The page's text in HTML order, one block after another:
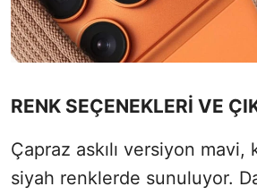
RENK SEÇENEKLERİ VE
Çapraz askılı versiyon
siyah renklerde sunuluyor.